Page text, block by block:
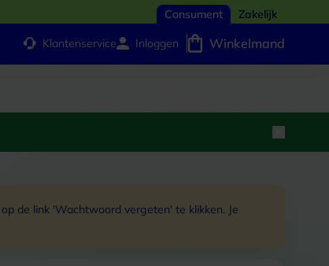
Consument Zakelijk
Klantenservice Inloggen Winkelmand
de link 'Wachtwoord vergeten' te klikken. Je